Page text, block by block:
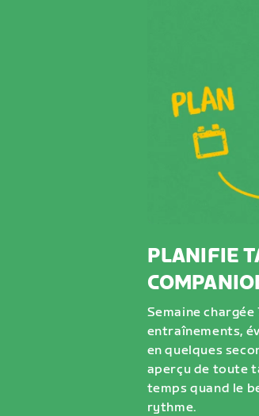
PLANIFIE
Semaine
entraînements,
en quelques
aperçu de toute
temps quand le
rythme.